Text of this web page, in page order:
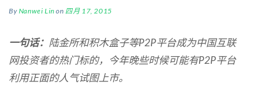
By Nanwei Lin on 四月 17, 2015
一句话： 陆金所和积木盒子等P2P平台成为中国互联
网投资者的热门标的，今年晚些时候可能有P2P平台
利用正面的人气试图上市。